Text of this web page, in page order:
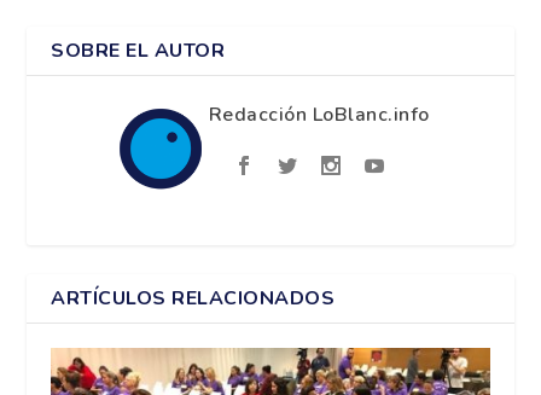
SOBRE EL AUTOR
Redacción LoBlanc.info
ARTÍCULOS RELACIONADOS